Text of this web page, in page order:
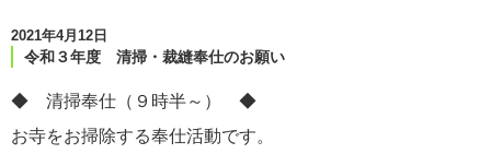
2021年4月12日
令和３年度 清掃・裁縫奉仕のお願い
◆ 清掃奉仕（９時半～） ◆
お寺をお掃除する奉仕活動です。